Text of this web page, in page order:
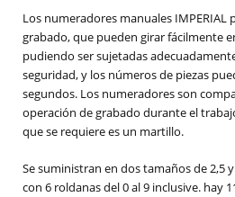
Los numeradores manuales IMPERIAL
grabado, que pueden girar fácilmente
pudiendo ser sujetadas
seguridad, y los números de piezas
segundos. Los numeradores son
operación de grabado durante el
que se requiere es un martillo.
Se suministran en dos tamaños de 2,5
con 6 roldanas del 0 al 9 inclusive. hay